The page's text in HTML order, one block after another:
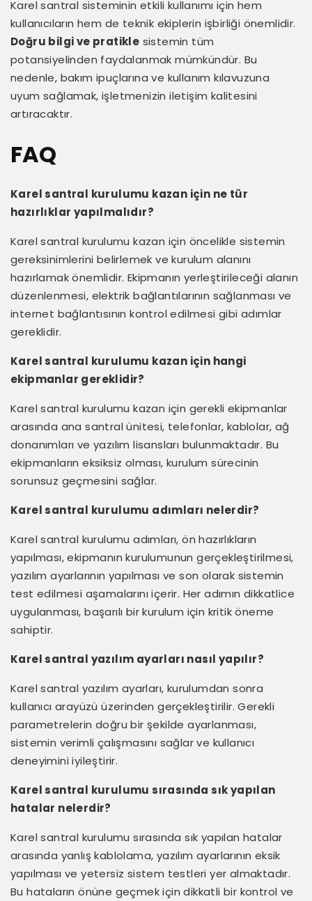
Karel santral sisteminin etkili kullanımı için hem
kullanıcıların hem de teknik ekiplerin işbirliği önemlidir.
Doğru bilgi ve pratikle sistemin tüm
potansiyelinden faydalanmak mümkündür. Bu
nedenle, bakım ipuçlarına ve kullanım kılavuzuna
uyum sağlamak, işletmenizin iletişim kalitesini
artıracaktır.
FAQ
Karel santral kurulumu kazan için ne tür
hazırlıklar yapılmalıdır?
Karel santral kurulumu kazan için öncelikle sistemin
gereksinimlerini belirlemek ve kurulum alanını
hazırlamak önemlidir. Ekipmanın yerleştirileceği alanın
düzenlenmesi, elektrik bağlantılarının sağlanması ve
internet bağlantısının kontrol edilmesi gibi adımlar
gereklidir.
Karel santral kurulumu kazan için hangi
ekipmanlar gereklidir?
Karel santral kurulumu kazan için gerekli ekipmanlar
arasında ana santral ünitesi, telefonlar, kablolar, ağ
donanımları ve yazılım lisansları bulunmaktadır. Bu
ekipmanların eksiksiz olması, kurulum sürecinin
sorunsuz geçmesini sağlar.
Karel santral kurulumu adımları nelerdir?
Karel santral kurulumu adımları, ön hazırlıkların
yapılması, ekipmanın kurulumunun gerçekleştirilmesi,
yazılım ayarlarının yapılması ve son olarak sistemin
test edilmesi aşamalarını içerir. Her adımın dikkatlice
uygulanması, başarılı bir kurulum için kritik öneme
sahiptir.
Karel santral yazılım ayarları nasıl yapılır?
Karel santral yazılım ayarları, kurulumdan sonra
kullanıcı arayüzü üzerinden gerçekleştirilir. Gerekli
parametrelerin doğru bir şekilde ayarlanması,
sistemin verimli çalışmasını sağlar ve kullanıcı
deneyimini iyileştirir.
Karel santral kurulumu sırasında sık yapılan
hatalar nelerdir?
Karel santral kurulumu sırasında sık yapılan hatalar
arasında yanlış kablolama, yazılım ayarlarının eksik
yapılması ve yetersiz sistem testleri yer almaktadır.
Bu hataların önüne geçmek için dikkatli bir kontrol ve